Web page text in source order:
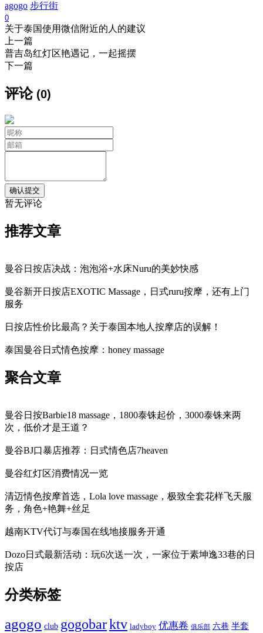
agogo 步行街
0
关于泰国使用微信附近的人的建议
上一篇
普吉岛红灯区艳遇记，一起摇摆
下一篇
评论(0)
暂无评论
推荐文章
曼谷日按店决战：泡泡浴+水床Nuru的美妙快感
曼谷新开日按店EXOTIC Massage，日式ruru按摩，还有上门
服务
日按店性价比最高？关于泰国本地人按摩店的误解！
泰国曼谷日式情色按摩：honey massage
聚合文章
曼谷日按Barbie18 massage，1800泰铢起价，3000泰铢来两
次，低价才是王道？
曼谷BJ口暴店推荐：日式情色店7heaven
曼谷红灯区消费情况一览
清迈情色按摩首选，Lola love massage，极致全套花样飞天服
务，角色+艳舞+丝足
越南KTV代订与泰国在线地接服务开通
Dozo日式最新活动：玩6次送一次，一家位于素坤逸33巷的日
按店
分类标签
agogo club gogobarktv ladyboy 优惠卷 俱乐部 六巷 半套